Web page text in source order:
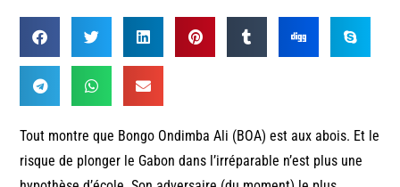
Tout montre que Bongo Ondimba Ali (BOA) est aux abois. Et le
risque de plonger le Gabon dans l’irréparable n’est plus une